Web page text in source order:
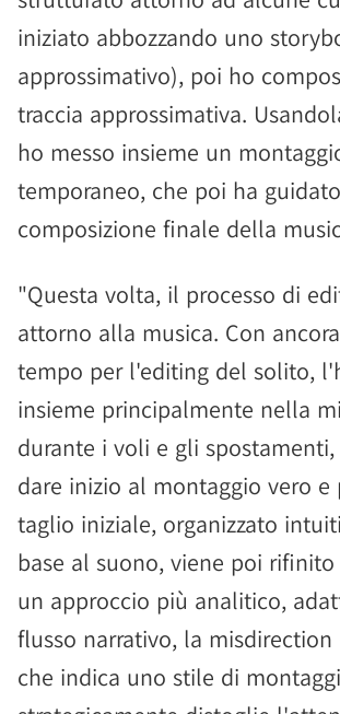
iniziato abbozzando uno
approssimativo), poi ho
traccia approssimativa.
ho messo insieme un
temporaneo, che poi ha
composizione finale della
"Questa volta, il processo di
attorno alla musica. Con
tempo per l'editing del solito,
insieme principalmente nella
durante i voli e gli
dare inizio al montaggio vero e
taglio iniziale, organizzato
base al suono, viene poi rifinito
un approccio più analitico,
flusso narrativo, la
che indica uno stile di